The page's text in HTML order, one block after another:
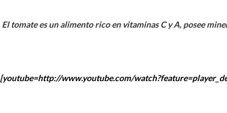
El tomate es un alimento rico en vitaminas C y A, posee
[youtube=http://www.youtube.com/